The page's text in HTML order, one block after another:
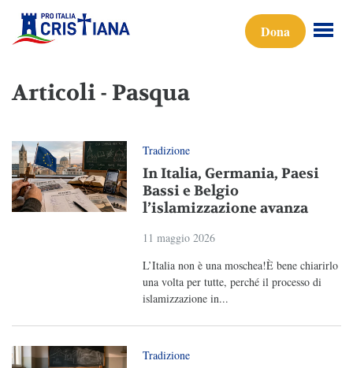
Dona
Articoli - Pasqua
Tradizione
In Italia, Germania, Paesi
Bassi e Belgio
l’islamizzazione avanza
11 maggio 2026
L’Italia non è una moschea!È bene chiarirlo
una volta per tutte, perché il processo di
islamizzazione in...
Tradizione